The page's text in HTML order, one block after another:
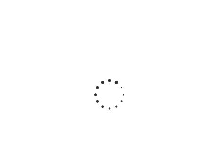
Кроссовки
Baden
KPJ004-032
Кроссовки